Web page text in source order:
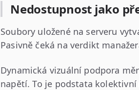
Nedostupnost jako
Soubory uložené na serveru
Pasivně čeká na verdikt
Dynamická vizuální podpora
napětí. To je podstata